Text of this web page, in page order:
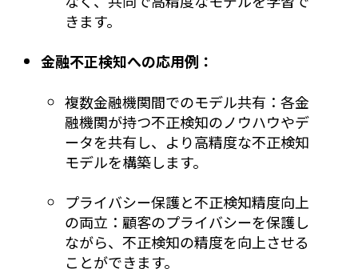
きます。
金融不正検知への応用例：
複数金融機関間でのモデル共有：各金
融機関が持つ不正検知のノウハウやデ
ータを共有し、より高精度な不正検知
モデルを構築します。
プライバシー保護と不正検知精度向上
の両立：顧客のプライバシーを保護し
ながら、不正検知の精度を向上させる
ことができます。